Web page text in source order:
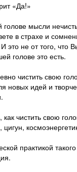
«Да!»
голове мысли
в страхе и
это не от того, что
голове это есть.
чистить свою
новых идей и
чистить свою
практикой